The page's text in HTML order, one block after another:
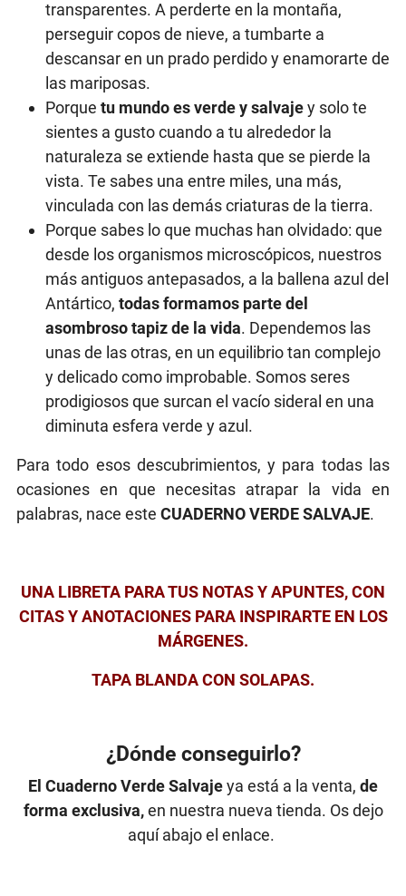
transparentes. A perderte en la montaña,
perseguir copos de nieve, a tumbarte a
descansar en un prado perdido y enamorarte de
las mariposas.
Porque tu mundo es verde y salvajey solo te
sientes a gusto cuando a tu alrededor la
naturaleza se extiende hasta que se pierde la
vista. Te sabes una entre miles, una más,
vinculada con las demás criaturas de la tierra.
Porque sabes lo que muchas han olvidado: que
desde los organismos microscópicos, nuestros
más antiguos antepasados, a la ballena azul del
Antártico, todas formamos parte del
asombroso tapiz de la vida. Dependemos las
unas de las otras, en un equilibrio tan complejo
y delicado como improbable. Somos seres
prodigiosos que surcan el vacío sideral en una
diminuta esfera verde y azul.
Para todo esos descubrimientos, y para todas las
ocasiones en que necesitas atrapar la vida en
palabras, nace este CUADERNO VERDE SALVAJE.
UNA LIBRETA PARA TUS NOTAS Y APUNTES, CON
CITAS Y ANOTACIONES PARA INSPIRARTE EN LOS
MÁRGENES.
TAPA BLANDA CON SOLAPAS.
¿Dónde conseguirlo?
El Cuaderno Verde Salvajeya está a la venta, de
forma exclusiva,en nuestra nueva tienda. Os dejo
aquí abajo el enlace.